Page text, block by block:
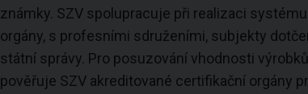
známky. SZV spolupracuje při realizaci
orgány, s profesními sdruženími, subjekty
státní správy. Pro posuzování vhodnosti
pověřuje SZV akreditované certifikační orgány